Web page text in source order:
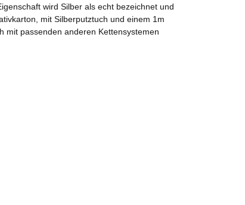
wird Silber als echt bezeichnet und
mit Silberputztuch und einem 1m
mit passenden anderen Kettensystemen